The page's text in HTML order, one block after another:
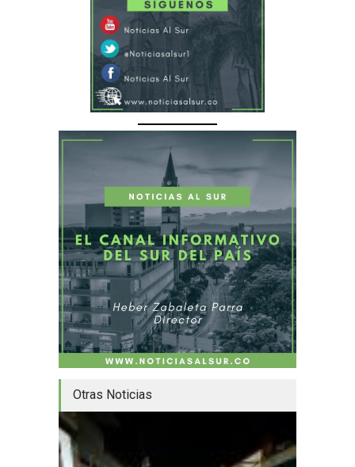
Otras Noticias